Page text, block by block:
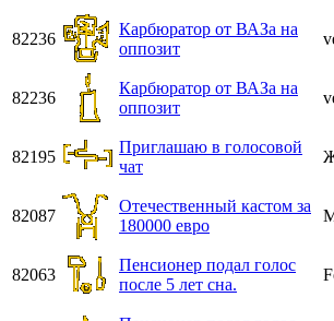
82236
Карбюратор от ВАЗа на
оппозит
82236
Карбюратор от ВАЗа на
оппозит
82195
Приглашаю в голосовой
чат
82087
Отечественный кастом за
180000 евро
82063
Пенсионер подал голос
после 5 лет сна.